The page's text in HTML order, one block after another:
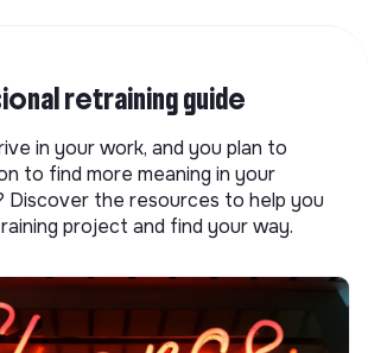
retraining guide
in your work, and you plan to
to find more meaning in your
Discover the resources to help you
project and find your way.